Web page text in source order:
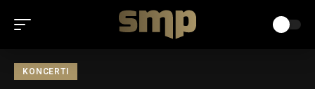
KONCERTI